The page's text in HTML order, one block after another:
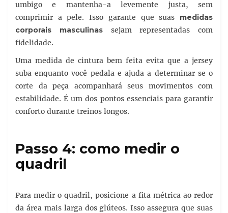
umbigo e mantenha-a levemente justa, sem
comprimir a pele. Isso garante que suas medidas
corporais masculinassejam representadas com
fidelidade.
Uma medida de cintura bem feita evita que a jersey
suba enquanto você pedala e ajuda a determinar se o
corte da peça acompanhará seus movimentos com
estabilidade. É um dos pontos essenciais para garantir
conforto durante treinos longos.
Passo 4: como medir o
quadril
Para medir o quadril, posicione a fita métrica ao redor
da área mais larga dos glúteos. Isso assegura que suas